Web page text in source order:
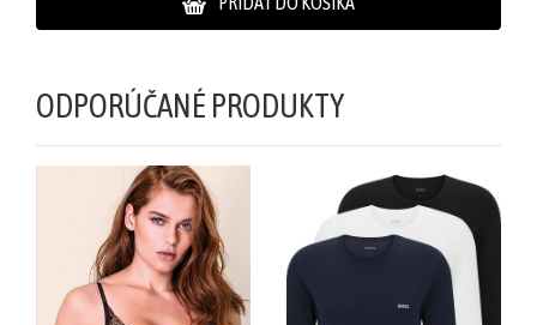
ODPORÚČANÉ PRODUKTY